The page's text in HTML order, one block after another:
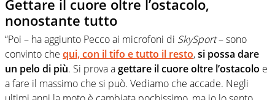
Gettare il cuore oltre l’ostacolo,
nonostante tutto
“Poi – ha aggiunto Pecco ai microfoni di SkySport– sono
convinto che qui, con il tifo e tutto il resto,si possa dare
un pelo di più. Si prova agettare il cuore oltre l’ostacolo e
a fare il massimo che si può. Vediamo che accade. Negli